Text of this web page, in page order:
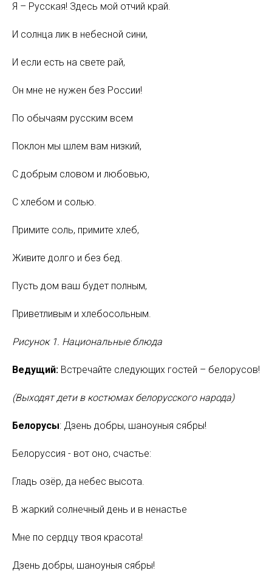
Я – Русская! Здесь мой отчий край.
И солнца лик в небесной сини,
И если есть на свете рай,
Он мне не нужен без России!
По обычаям русским всем
Поклон мы шлем вам низкий,
С добрым словом и любовью,
С хлебом и солью.
Примите соль, примите хлеб,
Живите долго и без бед.
Пусть дом ваш будет полным,
Приветливым и хлебосольным.
Рисунок 1. Национальные блюда
Ведущий: Встречайте следующих гостей – белорусов!
(Выходят дети в костюмах белорусского народа)
Белорусы: Дзень добры, шаноуныя сябры!
Белоруссия - вот оно, счастье:
Гладь озёр, да небес высота.
В жаркий солнечный день и в ненастье
Мне по сердцу твоя красота!
Дзень добры, шаноуныя сябры!